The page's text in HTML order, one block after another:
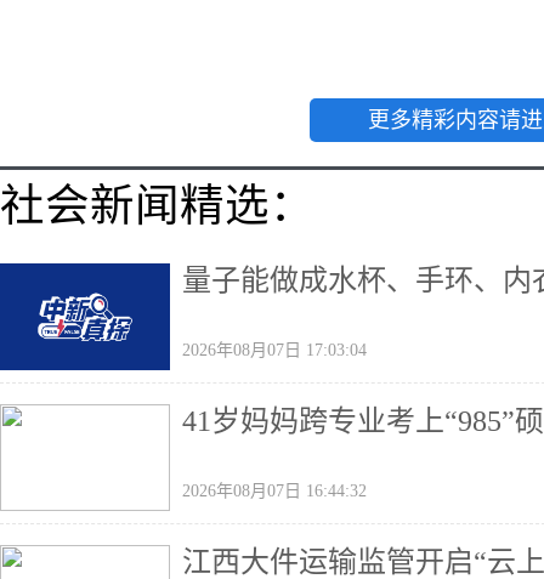
更多精彩内容请
社会新闻精选：
量子能做成水杯、手环、内
2026年08月07日 17:03:04
41岁妈妈跨专业考上“985”
2026年08月07日 16:44:32
江西大件运输监管开启“云